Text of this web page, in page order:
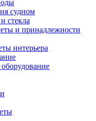
судном
стекла
и принадлежности
интерьера